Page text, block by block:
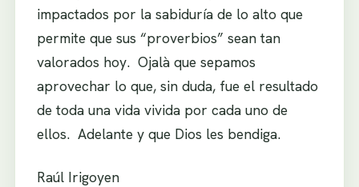
impactados por la sabiduría de lo alto que
permite que sus “proverbios” sean tan
valorados hoy. Ojalà que sepamos
aprovechar lo que, sin duda, fue el resultado
de toda una vida vivida por cada uno de
ellos. Adelante y que Dios les bendiga.
Raúl Irigoyen